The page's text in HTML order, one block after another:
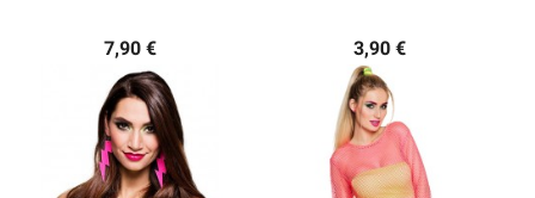
7,90 € 3,90 €